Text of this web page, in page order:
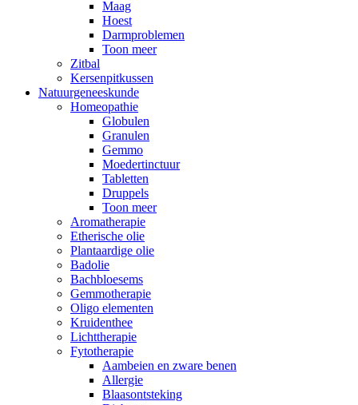
Maag
Hoest
Darmproblemen
Toon meer
Zitbal
Kersenpitkussen
Natuurgeneeskunde
Homeopathie
Globulen
Granulen
Gemmo
Moedertinctuur
Tabletten
Druppels
Toon meer
Aromatherapie
Etherische olie
Plantaardige olie
Badolie
Bachbloesems
Gemmotherapie
Oligo elementen
Kruidenthee
Lichttherapie
Fytotherapie
Aambeien en zware benen
Allergie
Blaasontsteking